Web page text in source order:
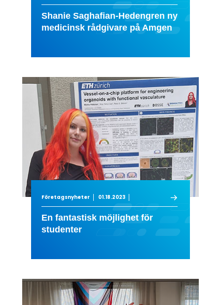
Shanie Saghafian-Hedengren ny
medicinsk rådgivare på Amgen
Företagsnyheter 01.18.2023
En fantastisk möjlighet för
studenter